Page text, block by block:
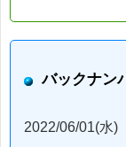
バックナン
2022/06/01(水)